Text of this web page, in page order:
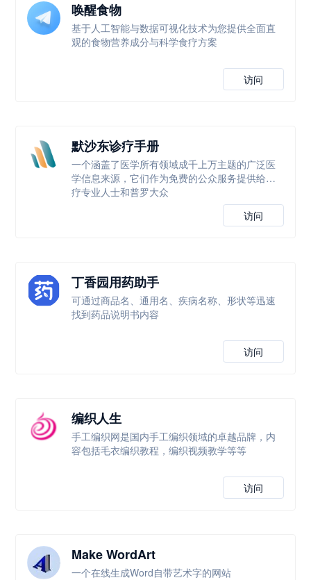
唤醒食物
基于人工智能与数据可视化技术为您提供全面直
观的食物营养成分与科学食疗方案
访问
默沙东诊疗手册
一个涵盖了医学所有领域成千上万主题的广泛医
学信息来源，它们作为免费的公众服务提供给医
疗专业人士和普罗大众
访问
丁香园用药助手
可通过商品名、通用名、疾病名称、形状等迅速
找到药品说明书内容
访问
编织人生
手工编织网是国内手工编织领域的卓越品牌，内
容包括毛衣编织教程，编织视频教学等等
访问
Make WordArt
一个在线生成Word自带艺术字的网站